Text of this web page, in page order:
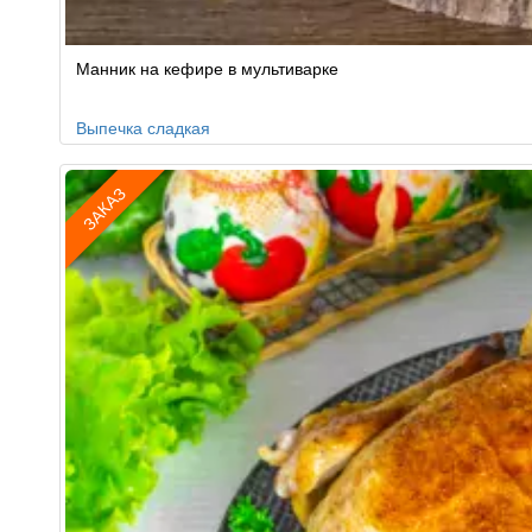
Манник на кефире в мультиварке
Выпечка сладкая
ЗАКАЗ